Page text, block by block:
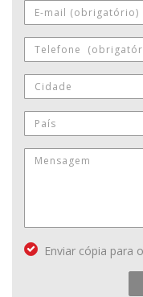
Enviar cópia para